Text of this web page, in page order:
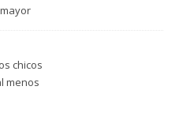
chicos
menos